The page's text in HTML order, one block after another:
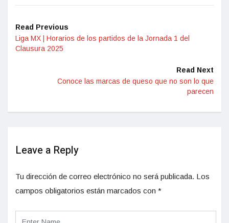
Read Previous
Liga MX | Horarios de los partidos de la Jornada 1 del
Clausura 2025
Read Next
Conoce las marcas de queso que no son lo que
parecen
Leave a Reply
Tu dirección de correo electrónico no será publicada. Los
campos obligatorios están marcados con *